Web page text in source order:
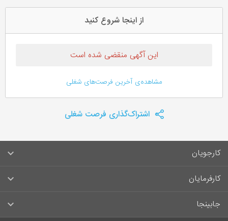
از اینجا شروع کنید
این آگهی منقضی شده است
مشاهده‌ی آخرین فرصت‌های شغلی
اشتراک‌گذاری فرصت شغلی
کارجویان
سوالات متداول کارجویان
لیست مشاغل
کارفرمایان
راهنمای ثبت آگهی استخدام
جابینجا